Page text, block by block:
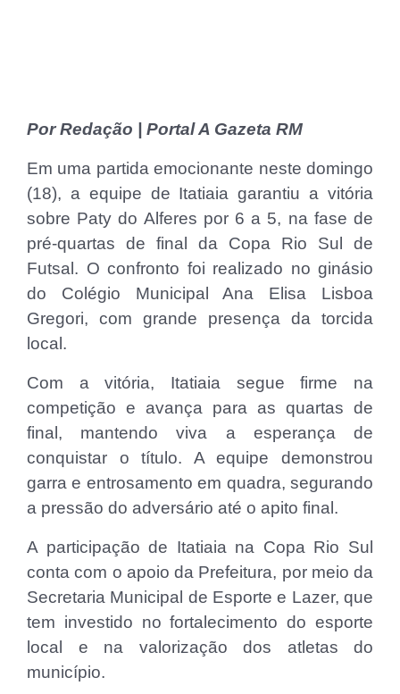
Por Redação | Portal A Gazeta RM
Em uma partida emocionante neste domingo
(18), a equipe de Itatiaia garantiu a vitória
sobre Paty do Alferes por 6 a 5, na fase de
pré-quartas de final da Copa Rio Sul de
Futsal. O confronto foi realizado no ginásio
do Colégio Municipal Ana Elisa Lisboa
Gregori, com grande presença da torcida
local.
Com a vitória, Itatiaia segue firme na
competição e avança para as quartas de
final, mantendo viva a esperança de
conquistar o título. A equipe demonstrou
garra e entrosamento em quadra, segurando
a pressão do adversário até o apito final.
A participação de Itatiaia na Copa Rio Sul
conta com o apoio da Prefeitura, por meio da
Secretaria Municipal de Esporte e Lazer, que
tem investido no fortalecimento do esporte
local e na valorização dos atletas do
município.